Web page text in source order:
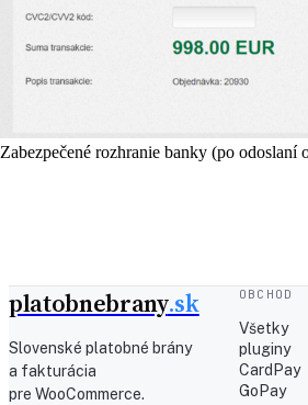
Zabezpečené rozhranie banky (po odoslaní
platobnebrany.sk
Slovenské platobné brány
a fakturácia
pre WooCommerce.
OBCHOD
Všetky
pluginy
CardPay
GoPay